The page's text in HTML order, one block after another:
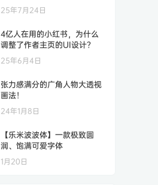
25年7月24日
4亿人在用的小红书，为什么
调整了作者主页的UI设计？
25年6月4日
张力感满分的广角人物大透视
画法！
24年1月8日
【乐米波波体】一款极致圆
润、饱满可爱字体
1月20日